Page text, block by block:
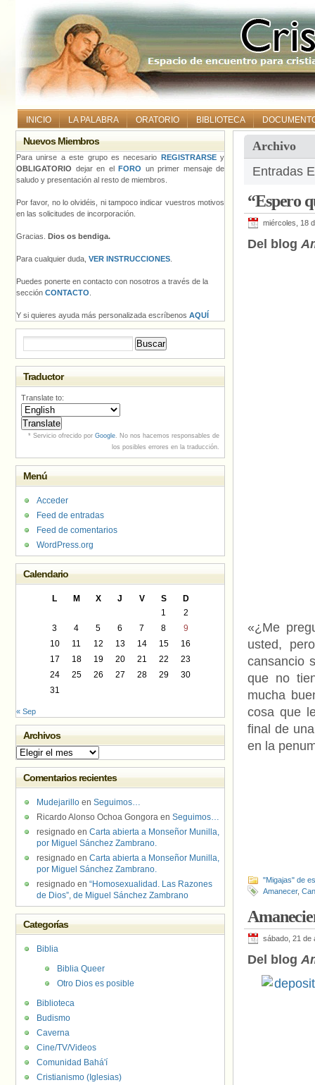
INICIO LA PALABRA ORATORIO BIBLIOTECA
Archivo
Entradas
“Espero
miércoles, 18
Del blog
«¿Me
usted,
cansancio
que no
mucha
cosa que
final de
en la
"Migajas" de
Amanecer,
sábado, 21 de
Del blog
Nuevos Miembros
Para unirse a este grupo es necesario REGISTRARSEy
OBLIGATORIO dejar en el FORO un primer mensaje de
saludo y presentación al resto de miembros.
Por favor, no lo olvidéis, ni tampoco indicar vuestros motivos
en las solicitudes de incorporación.
Gracias. Dios os bendiga.
Para cualquier duda, VER INSTRUCCIONES
Puedes ponerte en contacto con nosotros a través de la
sección CONTACTO
Y si quieres ayuda más personalizada escríbenos AQUÍ
Traductor
Translate to:
* Servicio ofrecido por Google. No nos hacemos responsables de
los posibles errores en la traducción.
Menú
Acceder
Feed de entradas
Feed de comentarios
WordPress.org
Calendario
L M X J V S
D
1
2
3
4 5 6 7 8
9
10
11 12 13 14 15
16
17
18 19 20 21 22
23
24
25 26 27 28 29
30
31
« Sep
Archivos
Archivos
Comentarios recientes
Mudejarillo en Seguimos…
Ricardo Alonso Ochoa Gongora en Seguimos…
resignado en Carta abierta a Monseñor Munilla,
por Miguel Sánchez Zambrano.
resignado en Carta abierta a Monseñor Munilla,
por Miguel Sánchez Zambrano.
resignado en “Homosexualidad. Las Razones
de Dios”, de Miguel Sánchez Zambrano
Categorías
Biblia
Biblia Queer
Otro Dios es posible
Biblioteca
Budismo
Caverna
Cine/TV/Videos
Comunidad Bahá'í
Cristianismo (Iglesias)